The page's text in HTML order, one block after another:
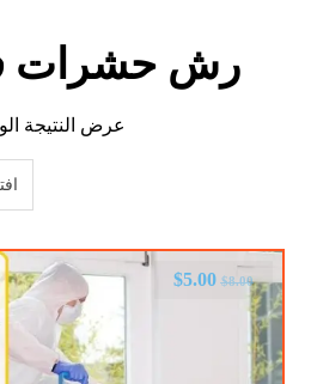
رش حشرات
عرض النتيجة
$8.00
$5.00